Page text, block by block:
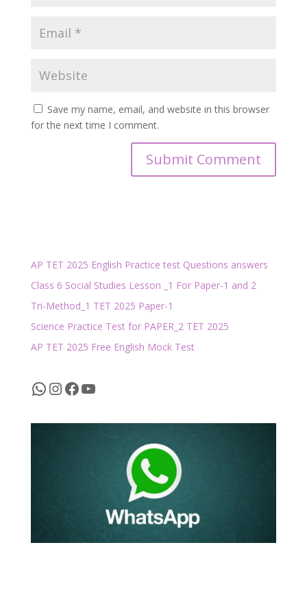
Save my name, email, and website in this browser
for the next time I comment.
AP TET 2025 English Practice test Questions answers
Class 6 Social Studies Lesson _1 For Paper-1 and 2
Tri-Method_1 TET 2025 Paper-1
Science Practice Test for PAPER_2 TET 2025
AP TET 2025 Free English Mock Test
WhatsApp
Instagram
Facebook
YouTube